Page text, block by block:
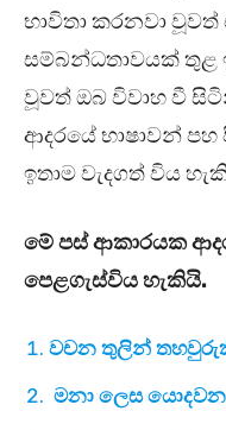
භාවිතා කරනවා
සම්බන්ධතාවයක් තුළ
වූවත් ඔබ විවාහ වී
ආදරයේ භාෂාවන්
ඉතාම වැදගත් විය
මේ පස් ආකාරයක
පෙළගැස්විය හැකියි.
වචන තුලින්
මනා ලෙස